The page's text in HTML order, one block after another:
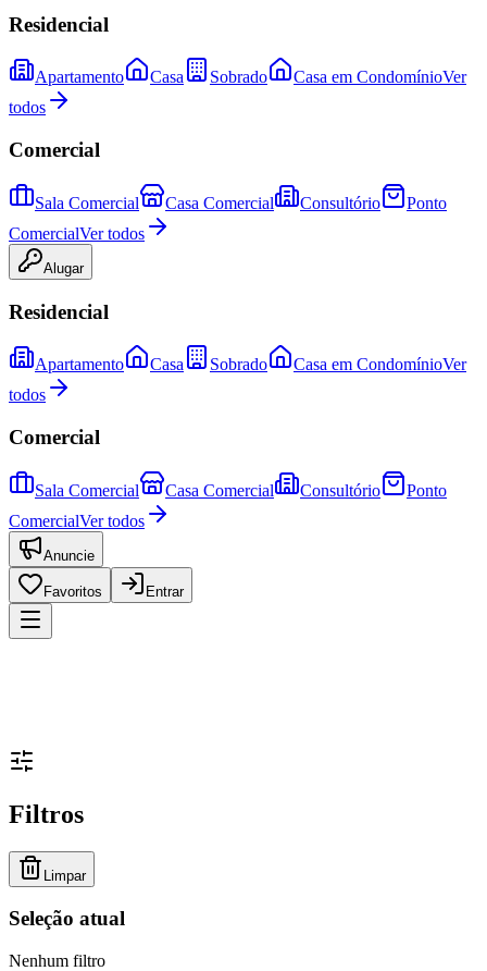
Residencial
Apartamento Casa Sobrado Casa em CondomínioVer
todos
Comercial
Sala Comercial Casa Comercial Consultório
Ponto
ComercialVer todos
Alugar
Residencial
Apartamento Casa Sobrado Casa em CondomínioVer
todos
Comercial
Sala Comercial Casa Comercial Consultório
Ponto
ComercialVer todos
Anuncie
Favoritos Entrar
Filtros
Limpar
Seleção atual
Nenhum filtro